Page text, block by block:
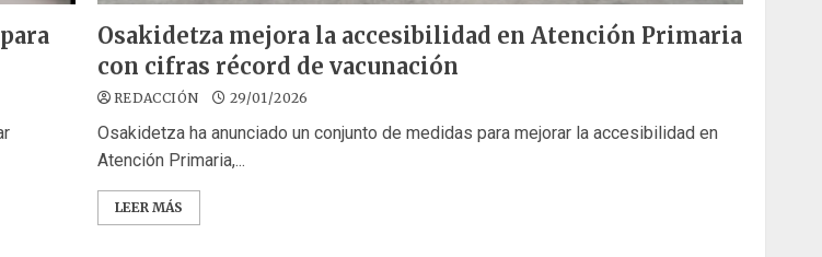
Osakidetza mejora la accesibilidad en Atención Primaria
con cifras récord de vacunación
REDACCIÓN 29/01/2026
Osakidetza ha anunciado un conjunto de medidas para mejorar la accesibilidad en
Atención Primaria,...
LEER MÁS